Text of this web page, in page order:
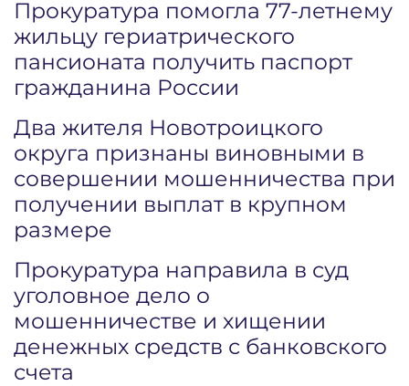
Прокуратура помогла 77-летнему
жильцу гериатрического
пансионата получить паспорт
гражданина России
Два жителя Новотроицкого
округа признаны виновными в
совершении мошенничества при
получении выплат в крупном
размере
Прокуратура направила в суд
уголовное дело о
мошенничестве и хищении
денежных средств с банковского
счета